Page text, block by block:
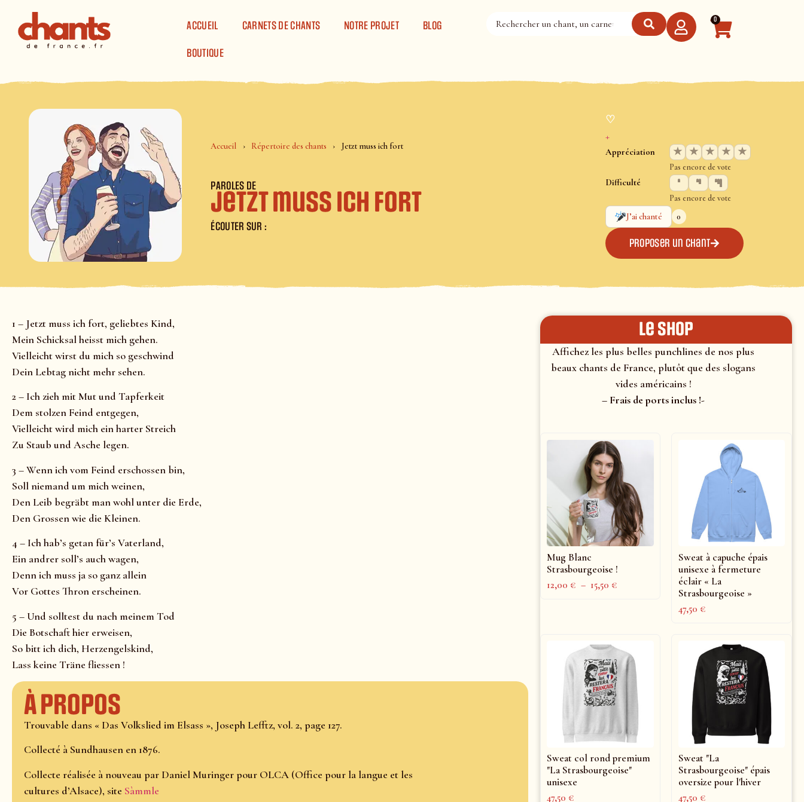
ACCUEIL
CARNETS DE CHANTS NOTRE PROJET BLOG
BOUTIQUE
0
Accueil Répertoire des chants Jetzt muss ich fort
PAROLES DE
Jetzt muss ich fort
ÉCOUTER SUR :
♡
+
Appréciation ★ ★ ★ ★ ★
Pas encore de vote
Difficulté
Pas encore de vote
J’ai chanté
0
Proposer un chant
1 – Jetzt muss ich fort, geliebtes Kind,
Mein Schicksal heisst mich gehen.
Vielleicht wirst du mich so geschwind
Dein Lebtag nicht mehr sehen.
2 – Ich zieh mit Mut und Tapferkeit
Dem stolzen Feind entgegen,
Vielleicht wird mich ein harter Streich
Zu Staub und Asche legen.
3 – Wenn ich vom Feind erschossen bin,
Soll niemand um mich weinen,
Den Leib begräbt man wohl unter die Erde,
Den Grossen wie die Kleinen.
4 – Ich hab’s getan für’s Vaterland,
Ein andrer soll’s auch wagen,
Denn ich muss ja so ganz allein
Vor Gottes Thron erscheinen.
5 – Und solltest du nach meinem Tod
Die Botschaft hier erweisen,
So bitt ich dich, Herzengelskind,
Lass keine Träne fliessen !
À propos
Trouvable dans « Das Volkslied im Elsass », Joseph Lefftz, vol. 2, page 127.
Collecté à Sundhausen en 1876.
Collecte réalisée à nouveau par Daniel Muringer pour OLCA (Office pour la langue et les
cultures d’Alsace), site Sàmmle
le shop
Affichez les plus belles punchlines de nos plus
beaux chants de France, plutôt que des slogans
vides américains !
– Frais de ports inclus !-
Mug Blanc
Strasbourgeoise !
12,00€ – 15,50€
Sweat à capuche épais
unisexe à fermeture
éclair « La
Strasbourgeoise »
47,50€
Sweat col rond premium
"La Strasbourgeoise"
unisexe
47,50€
Sweat "La
Strasbourgeoise" épais
oversize pour l'hiver
47,50€